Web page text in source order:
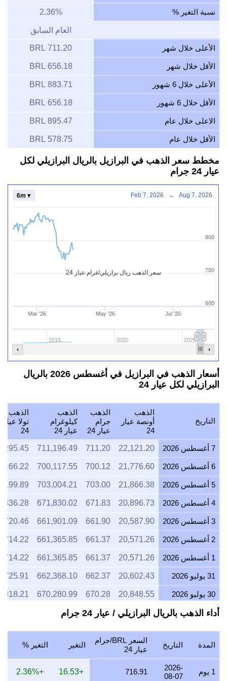
نسبة التغير % 2.36%
العام السابق
الأعلى خلال شهر 711.20 BRL
الأقل خلال شهر 656.18 BRL
الأعلى خلال 6 شهور 883.71 BRL
الأقل خلال 6 شهور 656.18 BRL
الاعلى خلال عام 895.47 BRL
الأقل خلال عام 578.75 BRL
مخطط سعر الذهب في البرازيل بالريال البرازيلي لكل
عيار 24 جرام
سعر الذهب ريال برازيلي/غرام عيار 24
Mar '26 May '26 Jul '26
2015 2020 2025
600
700
800
6m ▾ Feb 7, 2026 → Aug 7, 2026
أسعار الذهب في البرازيل في أغسطس 2026 بالريال
البرازيلي لكل عيار 24
التاريخ
الذهب
أونصة عيار
24
الذهب
جرام
عيار 24
الذهب
كيلوغرام
عيار 24
الذهب
تولا عيار
24
7 أغسطس 2026 22,121.20
711.20
711,196.49
6 أغسطس 2026 21,776.60
700.12
700,117.55
5 أغسطس 2026 21,866.38
703.00
703,004.21
4 أغسطس 2026 20,896.73
671.83
671,830.02
3 أغسطس 2026 20,587.90
661.90
661,901.09
2 أغسطس 2026 20,571.26
661.37
661,365.85
1 أغسطس 2026 20,571.26
661.37
661,365.85
31 يوليو 2026 20,602.43
662.37
662,368.10
30 يوليو 2026 20,848.55
670.28
670,280.99
29 يوليو 2026 20,817.81
669.29
669,292.71
28 يوليو 2026 20,693.55
665.30
665,297.58
27 يوليو 2026 20,898.78
671,895.63
26 يوليو 2026 20,612.96
662,706.52
أداء الذهب بالريال البرازيلي / عيار 24 جرام
المدة التاريخ
السعر BRL/جرام
عيار 24
التغير التغير %
1 يوم
2026-
08-07
716.91
+16.53
+2.36%